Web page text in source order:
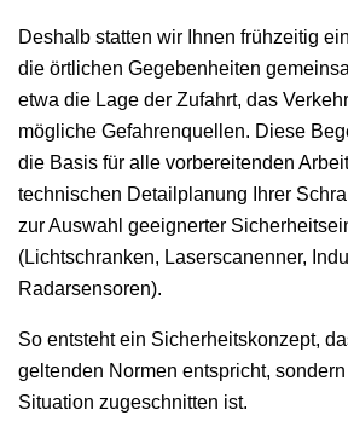
Deshalb statten wir Ihnen frühzeitig
die örtlichen Gegebenheiten
etwa die Lage der Zufahrt, das
mögliche Gefahrenquellen. Diese
die Basis für alle vorbereitenden
technischen Detailplanung Ihrer
zur Auswahl geeignerter
(Lichtschranken, Laserscanenner,
Radarsensoren).
So entsteht ein Sicherheitskonzept,
geltenden Normen entspricht,
Situation zugeschnitten ist.